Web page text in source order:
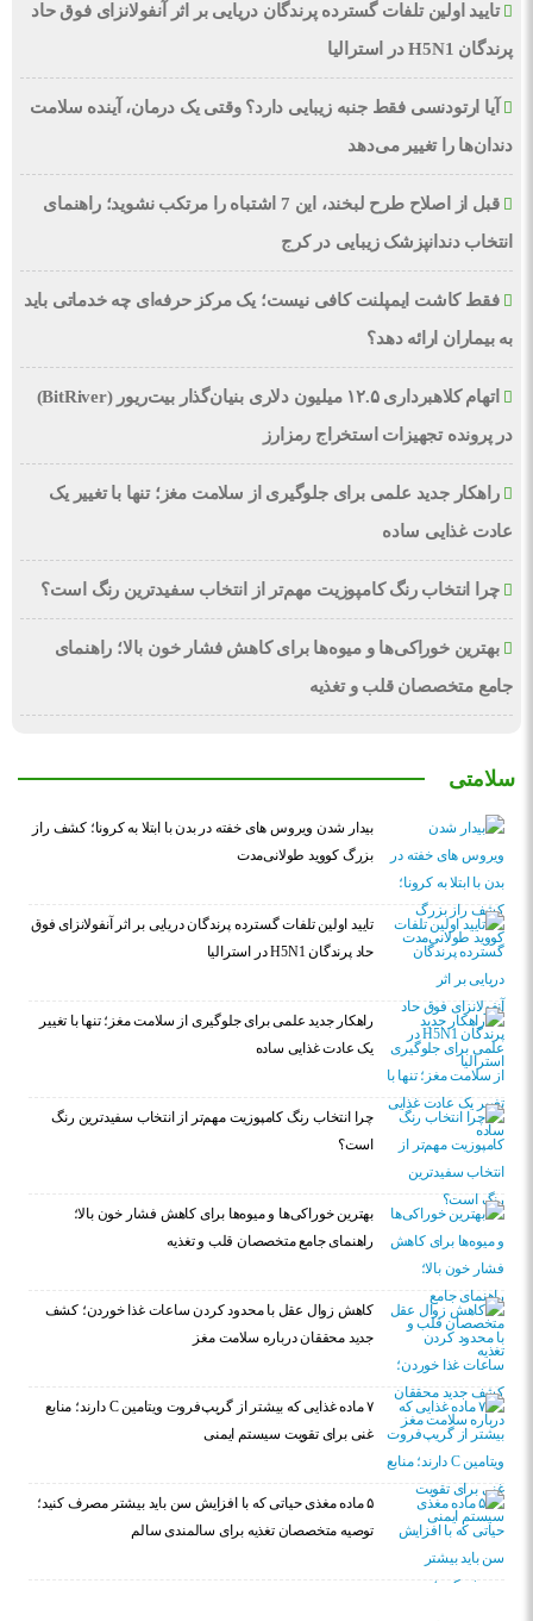
تایید اولین تلفات گسترده پرندگان دریایی بر اثر آنفولانزای فوق حاد
پرندگان H5N1 در استرالیا
آیا ارتودنسی فقط جنبه زیبایی دارد؟ وقتی یک درمان، آینده سلامت
دندان‌ها را تغییر می‌دهد
قبل از اصلاح طرح لبخند، این 7 اشتباه را مرتکب نشوید؛ راهنمای
انتخاب دندانپزشک زیبایی در کرج
فقط کاشت ایمپلنت کافی نیست؛ یک مرکز حرفه‌ای چه خدماتی باید
به بیماران ارائه دهد؟
اتهام کلاهبرداری ۱۲.۵ میلیون دلاری بنیان‌گذار بیت‌ریور (BitRiver)
در پرونده تجهیزات استخراج رمزارز
راهکار جدید علمی برای جلوگیری از سلامت مغز؛ تنها با تغییر یک
عادت غذایی ساده
چرا انتخاب رنگ کامپوزیت مهم‌تر از انتخاب سفیدترین رنگ است؟
بهترین خوراکی‌ها و میوه‌ها برای کاهش فشار خون بالا؛ راهنمای
جامع متخصصان قلب و تغذیه
سلامتی
بیدار شدن ویروس‌ های خفته در بدن با ابتلا به کرونا؛ کشف راز
بزرگ کووید طولانی‌مدت
تایید اولین تلفات گسترده پرندگان دریایی بر اثر آنفولانزای فوق
حاد پرندگان H5N1 در استرالیا
راهکار جدید علمی برای جلوگیری از سلامت مغز؛ تنها با تغییر
یک عادت غذایی ساده
چرا انتخاب رنگ کامپوزیت مهم‌تر از انتخاب سفیدترین رنگ
است؟
بهترین خوراکی‌ها و میوه‌ها برای کاهش فشار خون بالا؛
راهنمای جامع متخصصان قلب و تغذیه
کاهش زوال عقل با محدود کردن ساعات غذا خوردن؛ کشف
جدید محققان درباره سلامت مغز
۷ ماده غذایی که بیشتر از گریپ‌فروت ویتامین C دارند؛ منابع
غنی برای تقویت سیستم ایمنی
۵ ماده مغذی حیاتی که با افزایش سن باید بیشتر مصرف کنید؛
توصیه متخصصان تغذیه برای سالمندی سالم